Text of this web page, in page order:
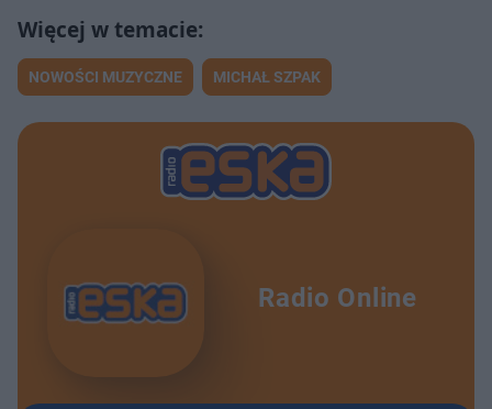
NOWOŚCI MUZYCZNE MICHAŁ SZPAK
Radio Online